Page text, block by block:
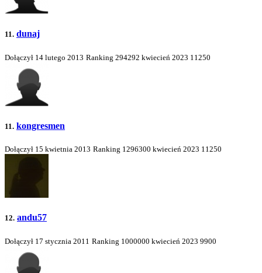
11. dunaj
Dołączył 14 lutego 2013 Ranking 294292 kwiecień 2023 11250
11. kongresmen
Dołączył 15 kwietnia 2013 Ranking 1296300 kwiecień 2023 11250
12. andu57
Dołączył 17 stycznia 2011 Ranking 1000000 kwiecień 2023 9900